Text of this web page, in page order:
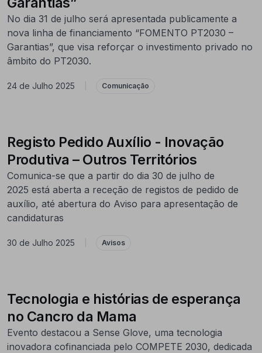
No dia 31 de julho será apresentada publicamente a
nova linha de financiamento “FOMENTO PT2030 –
Garantias”, que visa reforçar o investimento privado no
âmbito do PT2030.
24 de Julho 2025 Comunicação
Registo Pedido Auxílio - Inovação
Produtiva – Outros Territórios
Comunica-se que a partir do dia 30 de julho de
2025 está aberta a receção de registos de pedido de
auxílio, até abertura do Aviso para apresentação de
candidaturas
30 de Julho 2025 Avisos
Tecnologia e histórias de esperança
no Cancro da Mama
Evento destacou a Sense Glove, uma tecnologia
inovadora cofinanciada pelo COMPETE 2030, dedicada